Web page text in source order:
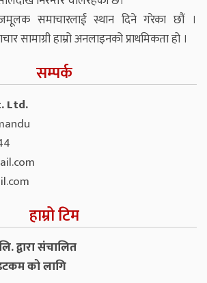
समाचारलाई स्थान दिने गरेका छौं ।
सामाग्री हाम्रो अनलाइनको प्राथमिकता हो ।
सम्पर्क
Ltd.
हाम्रो टिम
द्वारा संचालित
को लागि